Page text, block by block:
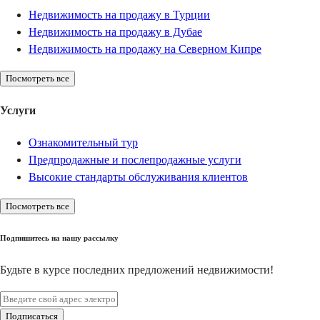
Недвижимость на продажу в Турции
Недвижимость на продажу в Дубае
Недвижимость на продажу на Северном Кипре
Посмотреть все
Услуги
Ознакомительный тур
Предпродажные и послепродажные услуги
Высокие стандарты обслуживания клиентов
Посмотреть все
Подпишитесь на нашу рассылку
Будьте в курсе последних предложений недвижимости!
Подписаться